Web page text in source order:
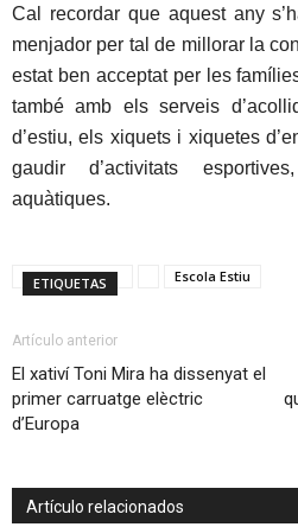
Cal recordar que aquest any
menjador per tal de millorar la
estat ben acceptat per les
també amb els serveis
d’estiu, els xiquets i xiquetes
gaudir d’activitats
aquàtiques.
ETIQUETAS Escola Estiu
Artículo anterior
El xativí Toni Mira ha dissenyat el
primer carruatge elèctric
d’Europa
Artículo relacionados